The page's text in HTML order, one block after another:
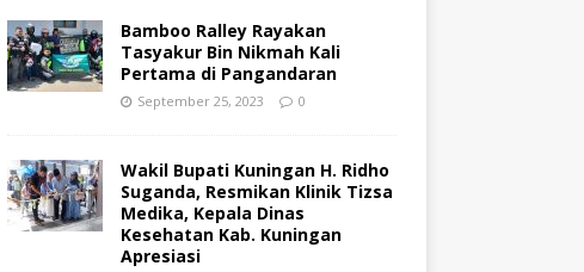
Bamboo Ralley Rayakan
Tasyakur Bin Nikmah Kali
Pertama di Pangandaran
September 25, 2023 0
Wakil Bupati Kuningan H. Ridho
Suganda, Resmikan Klinik Tizsa
Medika, Kepala Dinas
Kesehatan Kab. Kuningan
Apresiasi